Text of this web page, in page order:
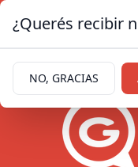
¿Querés recibir
NO, GRACIAS